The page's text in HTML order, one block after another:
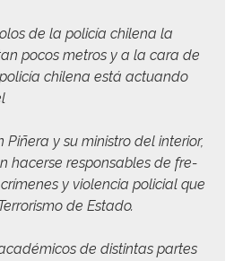
de la policía chile­na la
pocos met­ros y a la cara de
chile­na está actuan­do
Piñera y su min­istro del inte­ri­or,
hac­erse respon­s­ables de fre­
y vio­len­cia poli­cial que
de Estado.
de dis­tin­tas partes